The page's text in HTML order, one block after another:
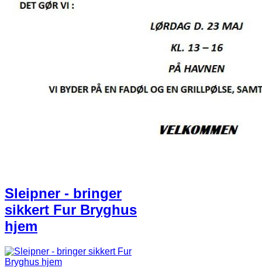
Sleipner - bringer
sikkert Fur Bryghus
hjem